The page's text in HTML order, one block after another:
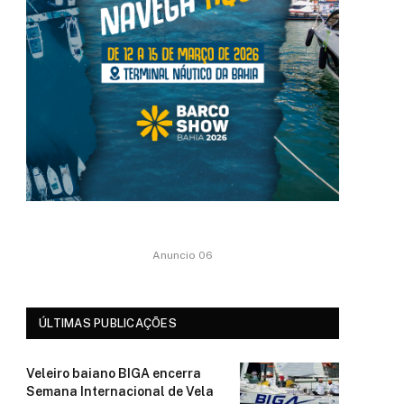
Anuncio 06
ÚLTIMAS PUBLICAÇÕES
Veleiro baiano BIGA encerra
Semana Internacional de Vela